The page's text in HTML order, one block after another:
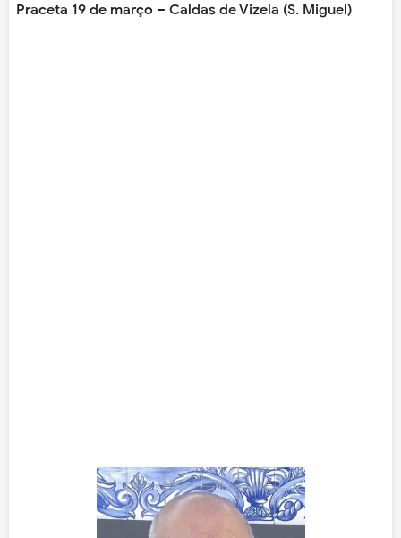
Praceta 19 de março – Caldas de Vizela (S. Miguel)